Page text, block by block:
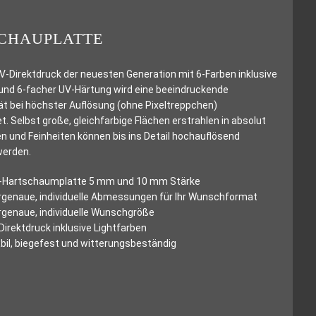
Direktdruck der neuesten Generation mit 6-Farben inklusive
6-facher UV-Härtung wird eine beeindruckende
bei höchster Auflösung (ohne Pixeltreppchen)
Selbst große, gleichfarbige Flächen erstrahlen in absolut
und Feinheiten können bis ins Detail hochauflösend
Hartschaumplatte 5 mm und 10 mm Stärke
individuelle Abmessungen für Ihr Wunschformat
individuelle Wunschgröße
inklusive Lightfarben
biegefest und witterungsbeständig